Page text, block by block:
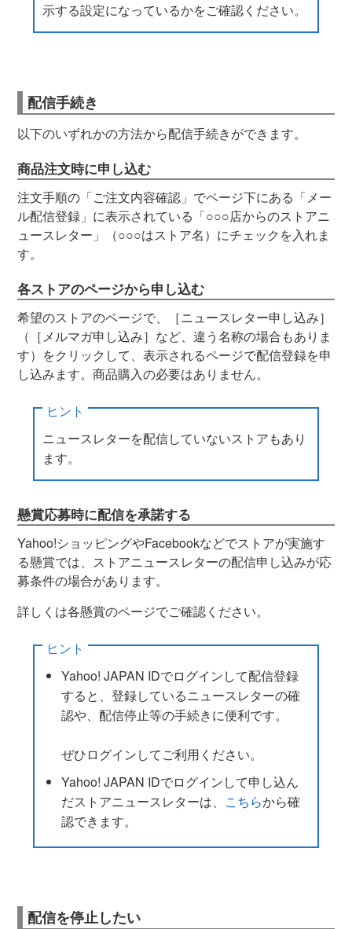
示する設定になっているかをご確認ください。
配信手続き
以下のいずれかの方法から配信手続きができます。
商品注文時に申し込む
注文手順の「ご注文内容確認」でページ下にある「メー
ル配信登録」に表示されている「○○○店からのストアニ
ュースレター」（○○○はストア名）にチェックを入れま
す。
各ストアのページから申し込む
希望のストアのページで、［ニュースレター申し込み］
（［メルマガ申し込み］など、違う名称の場合もありま
す）をクリックして、表示されるページで配信登録を申
し込みます。商品購入の必要はありません。
ヒント
ニュースレターを配信していないストアもあり
ます。
懸賞応募時に配信を承諾する
Yahoo!ショッピングやFacebookなどでストアが実施す
る懸賞では、ストアニュースレターの配信申し込みが応
募条件の場合があります。
詳しくは各懸賞のページでご確認ください。
ヒント
Yahoo! JAPAN IDでログインして配信登録
すると、登録しているニュースレターの確
認や、配信停止等の手続きに便利です。
ぜひログインしてご利用ください。
Yahoo! JAPAN IDでログインして申し込ん
だストアニュースレターは、 こちらから確
認できます。
配信を停止したい